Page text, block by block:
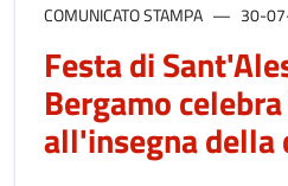
COMUNICATO STAMPA 30-
Festa di
Bergamo
all'insegna della